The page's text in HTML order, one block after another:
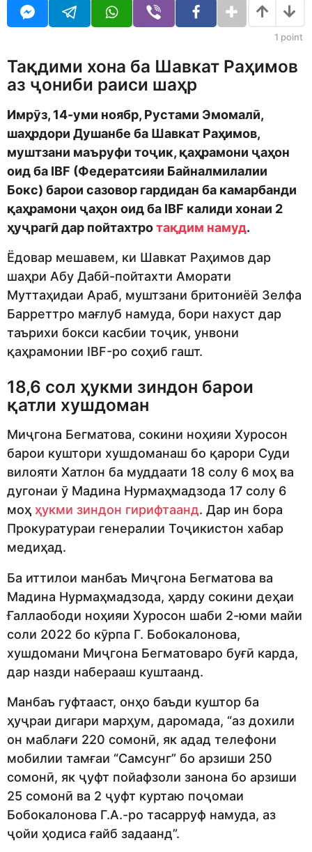
d
n
o
1 point
Тақдими хона ба Шавкат Раҳимов
аз ҷониби раиси шаҳр
Имрӯз, 14-уми ноябр, Рустами Эмомалӣ,
шаҳрдори Душанбе ба Шавкат Раҳимов,
муштзани маъруфи тоҷик, қаҳрамони ҷаҳон
оид ба IBF (Федератсияи Байналмилалии
Бокс) барои сазовор гардидан ба камарбанди
қаҳрамони ҷаҳон оид ба IBF калиди хонаи 2
ҳуҷрагӣ дар пойтахтротақдим намуд.
Ёдовар мешавем, ки Шавкат Раҳимов дар
шаҳри Абу Дабӣ-пойтахти Аморати
Муттаҳидаи Араб, муштзани бритониёӣ Зелфа
Барреттро мағлуб намуда, бори нахуст дар
таърихи бокси касбии тоҷик, унвони
қаҳрамонии IBF-ро соҳиб гашт.
18,6 сол ҳукми зиндон барои
қатли хушдоман
Миҷгона Бегматова, сокини ноҳияи Хуросон
барои куштори хушдоманаш бо қарори Суди
вилояти Хатлон ба муддаати 18 солу 6 моҳ ва
дугонаи ӯ Мадина Нурмаҳмадзода 17 солу 6
моҳ ҳукми зиндон гирифтаанд. Дар ин бора
Прокуратураи генералии Тоҷикистон хабар
медиҳад.
Ба иттилои манбаъ Миҷгона Бегматова ва
Мадина Нурмаҳмадзода, ҳарду сокини деҳаи
Ғаллаободи ноҳияи Хуросон шаби 2-юми майи
соли 2022 бо кӯрпа Г. Бобокалонова,
хушдомани Миҷгона Бегматоваро буғӣ карда,
дар назди наберааш куштаанд.
Манбаъ гуфтааст, онҳо баъди куштор ба
ҳуҷраи дигари марҳум, даромада, “аз дохили
он маблағи 220 сомонӣ, як адад телефони
мобилии тамғаи “Самсунг” бо арзиши 250
сомонӣ, як ҷуфт пойафзоли занона бо арзиши
25 сомонӣ ва 2 ҷуфт куртаю поҷомаи
Бобокалонова Г.А.-ро тасарруф намуда, аз
ҷойи ҳодиса ғайб задаанд”.